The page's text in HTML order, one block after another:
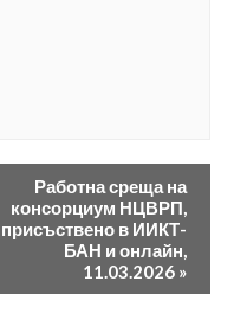
Работна среща на
консорциум НЦВРП,
присъствено в ИИКТ-
БАН и онлайн,
11.03.2026 »